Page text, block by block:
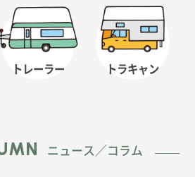
トレーラー トラキャン
ニュース／コラム